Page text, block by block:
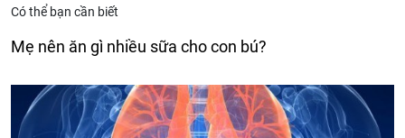
Có thể bạn cần biết
Mẹ nên ăn gì nhiều sữa cho con bú?